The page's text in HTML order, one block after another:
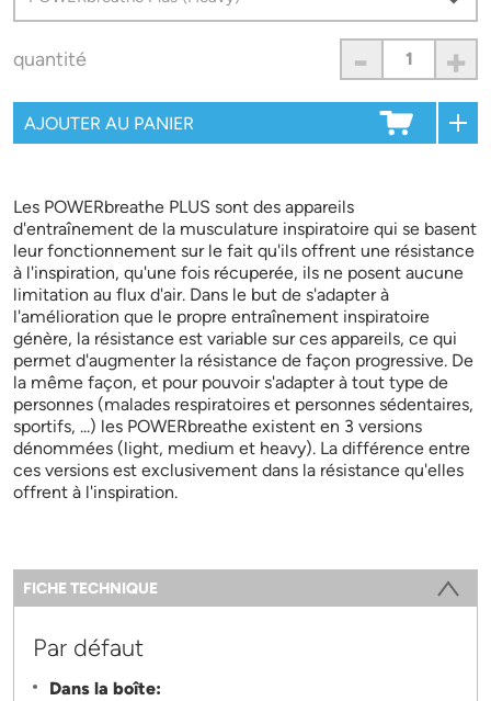
quantité - +
Les POWERbreathe PLUS sont des appareils
d'entraînement de la musculature inspiratoire qui se basent
leur fonctionnement sur le fait qu'ils offrent une résistance
à l'inspiration, qu'une fois récuperée, ils ne posent aucune
limitation au flux d'air. Dans le but de s'adapter à
l'amélioration que le propre entraînement inspiratoire
génère, la résistance est variable sur ces appareils, ce qui
permet d'augmenter la résistance de façon progressive. De
la même façon, et pour pouvoir s'adapter à tout type de
personnes (malades respiratoires et personnes sédentaires,
sportifs, ...) les POWERbreathe existent en 3 versions
dénommées (light, medium et heavy). La différence entre
ces versions est exclusivement dans la résistance qu'elles
offrent à l'inspiration.
Information
FICHE TECHNIQUE
Par défaut
Dans la boîte: